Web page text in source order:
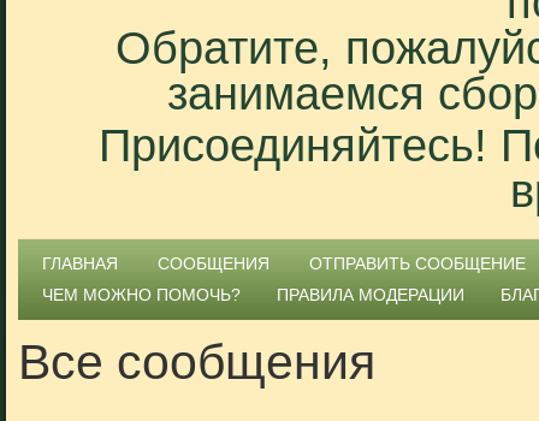
Обратите,
занимаемся
Присоединяйтесь!
ГЛАВНАЯ СООБЩЕНИЯ
ОТПРАВИТЬ СООБЩЕНИЕ
ЧЕМ МОЖНО ПОМОЧЬ?
ПРАВИЛА МОДЕРАЦИИ
Все сообщения